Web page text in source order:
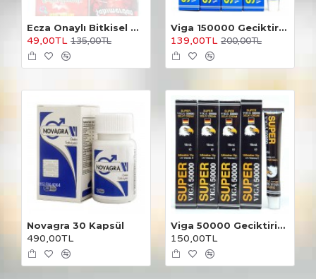
Ecza Onaylı Bitkisel Macun
49,00TL 135,00TL
Viga 150000 Geciktirici Krem 4 Adet
139,00TL 200,00TL
Novagra 30 Kapsül
490,00TL
Viga 50000 Geciktirici Krem 4 Adet
150,00TL